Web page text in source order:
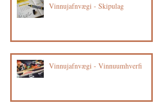
Vinnujafnvægi - Skipulag
Vinnujafnvægi - Vinnuumhverfi